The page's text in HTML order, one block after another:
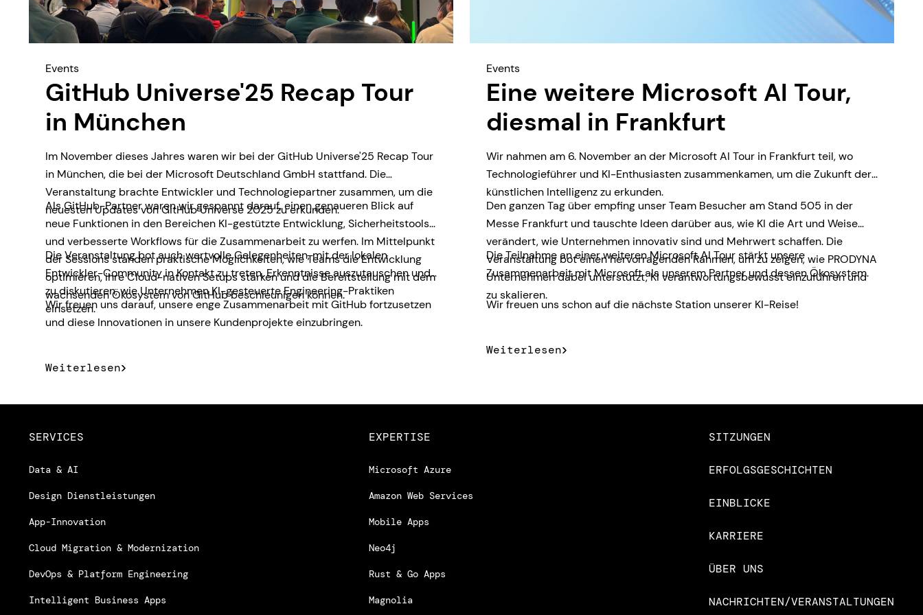
Events
GitHub Universe'25 Recap Tour
in München
Im November dieses Jahres waren wir bei der GitHub Universe'25 Recap Tour
in München, die bei der Microsoft Deutschland GmbH stattfand. Die
Veranstaltung brachte Entwickler und Technologiepartner zusammen, um die
neuesten Updates von GitHub Universe 2025 zu erkunden.
Als GitHub-Partner waren wir gespannt darauf, einen genaueren Blick auf
neue Funktionen in den Bereichen KI-gestützte Entwicklung, Sicherheitstools
und verbesserte Workflows für die Zusammenarbeit zu werfen. Im Mittelpunkt
der Sessions standen praktische Möglichkeiten, wie Teams die Entwicklung
optimieren, ihre Cloud-nativen Setups stärken und die Bereitstellung mit dem
wachsenden Ökosystem von GitHub beschleunigen können.
Die Veranstaltung bot auch wertvolle Gelegenheiten, mit der lokalen
Entwickler-Community in Kontakt zu treten, Erkenntnisse auszutauschen und
zu diskutieren, wie Unternehmen KI-gesteuerte Engineering-Praktiken
einsetzen.
Wir freuen uns darauf, unsere enge Zusammenarbeit mit GitHub fortzusetzen
und diese Innovationen in unsere Kundenprojekte einzubringen.
Weiterlesen
Events
Eine weitere Microsoft AI Tour,
diesmal in Frankfurt
Wir nahmen am 6. November an der Microsoft AI Tour in Frankfurt teil, wo
Technologieführer und KI-Enthusiasten zusammenkamen, um die Zukunft der
künstlichen Intelligenz zu erkunden.
Den ganzen Tag über empfing unser Team Besucher am Stand 505 in der
Messe Frankfurt und tauschte Ideen darüber aus, wie KI die Art und Weise
verändert, wie Unternehmen innovativ sind und Mehrwert schaffen. Die
Veranstaltung bot einen hervorragenden Rahmen, um zu zeigen, wie PRODYNA
Unternehmen dabei unterstützt, KI verantwortungsbewusst einzuführen und
zu skalieren.
Die Teilnahme an einer weiteren Microsoft AI Tour stärkt unsere
Zusammenarbeit mit Microsoft als unserem Partner und dessen Ökosystem.
Wir freuen uns schon auf die nächste Station unserer KI-Reise!
Weiterlesen
SERVICES
Data & AI
Design Dienstleistungen
App-Innovation
Cloud Migration & Modernization
DevOps & Platform Engineering
Intelligent Business Apps
EXPERTISE
Microsoft Azure
Amazon Web Services
Mobile Apps
Neo4j
Rust & Go Apps
Magnolia
SITZUNGEN
ERFOLGSGESCHICHTEN
EINBLICKE
KARRIERE
ÜBER UNS
NACHRICHTEN/VERANSTALTUNGEN